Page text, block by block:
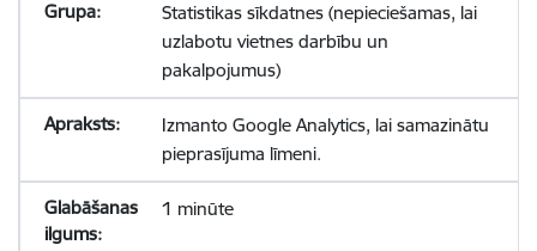
Statistikas sīkdatnes (nepieciešamas, lai
uzlabotu vietnes darbību un
pakalpojumus)
Izmanto Google Analytics, lai samazinātu
pieprasījuma līmeni.
1 minūte